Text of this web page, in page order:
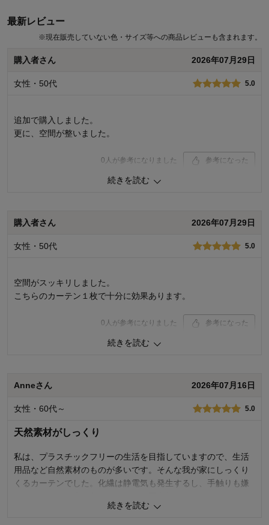
申し訳ございません。カタログやネットの写真の印象と、お届けする
実際の商品とに誤解のないよう取り組んでまいります。今後もお客様
ります。貴重なご意見ありがとうございました。
千趣会 担当者
最新レビュー
※現在販売していない色・サイズ等への商品レビューも含まれます。
購入者さん 2026年07月29日
女性・50代 5.0
追加で購入しました。
更に、空間が整いました。
0 人が参考になりました 参考になった
使用感・使いやすさ：
続きを読む
購入者さん 2026年07月29日
女性・50代 5.0
空間がスッキリしました。
こちらのカーテン１枚で十分に効果あります。
0 人が参考になりました 参考になった
使用感・使いやすさ：
続きを読む
Anneさん 2026年07月16日
女性・60代～ 5.0
天然素材がしっくり
私は、プラスチックフリーの生活を目指していますので、生活
用品など自然素材のものが多いです。そんな我が家にしっくり
くるカーテンでした。化繊は静電気も発生するし、手触りも嫌
ンは色も自然で良かったです。
続きを読む